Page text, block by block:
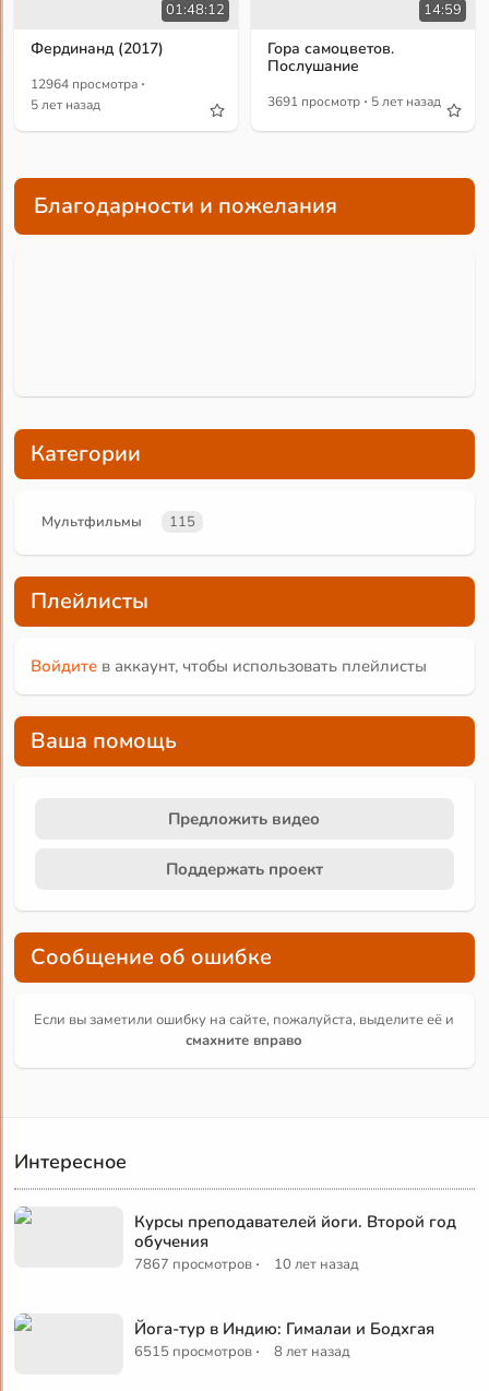
01:48:12
Фердинанд (2017)
12964 просмотра ·
5 лет назад
14:59
Гора самоцветов.
Послушание
3691 просмотр · 5 лет назад
Благодарности и пожелания
Категории
Мультфильмы 115
Плейлисты
Войдите в аккаунт, чтобы использовать плейлисты
Ваша помощь
Предложить видео
Поддержать проект
Сообщение об ошибке
Если вы заметили ошибку на сайте, пожалуйста, выделите её и
смахните вправо
Интересное
Курсы преподавателей йоги. Второй год
обучения
7867 просмотров · 10 лет назад
Йога-тур в Индию: Гималаи и Бодхгая
6515 просмотров · 8 лет назад